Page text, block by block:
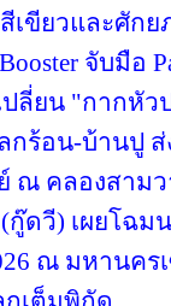
เขียวและศักย
จับมือ
ปลี่ยน "กากหั
กร้อน-บ้านปู
ณ คลองสามว
(กู๊ดวี) เผยโฉ
ณ มหานค